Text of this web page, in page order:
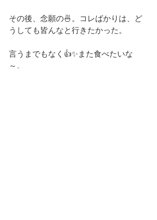
その後、念願の🍜。コレばかりは、ど
うしても皆んなと行きたかった。
言うまでもなく👍✨また食べたいな
～。